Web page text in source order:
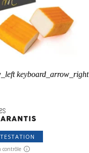
keyboard_arrow_right
contrôle